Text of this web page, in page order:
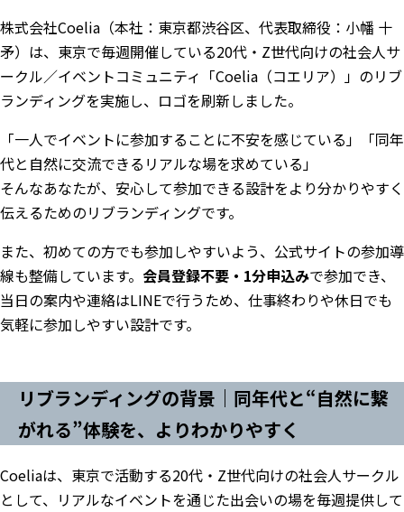
株式会社Coelia（本社：東京都渋谷区、代表取締役：小幡 十
矛）は、東京で毎週開催している20代・Z世代向けの社会人サ
ークル／イベントコミュニティ「Coelia（コエリア）」のリブ
ランディングを実施し、ロゴを刷新しました。
「一人でイベントに参加することに不安を感じている」「同年
代と自然に交流できるリアルな場を求めている」
そんなあなたが、安心して参加できる設計をより分かりやすく
伝えるためのリブランディングです。
また、初めての方でも参加しやすいよう、公式サイトの参加導
線も整備しています。 会員登録不要・1分申込みで参加でき、
当日の案内や連絡はLINEで行うため、仕事終わりや休日でも
気軽に参加しやすい設計です。
リブランディングの背景｜同年代と“自然に繋
がれる”体験を、よりわかりやすく
Coeliaは、東京で活動する20代・Z世代向けの社会人サークル
として、リアルなイベントを通じた出会いの場を毎週提供して